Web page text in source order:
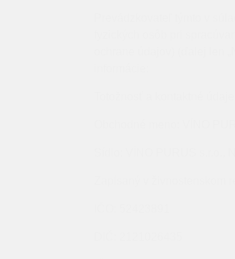
v
fyzických osôb pri
Totožnosť a kontaktné
Obchodné meno: VÍNO
Sídlo: VÍNO PURUS s.r.o.,
Zapísaný v živnostenskom